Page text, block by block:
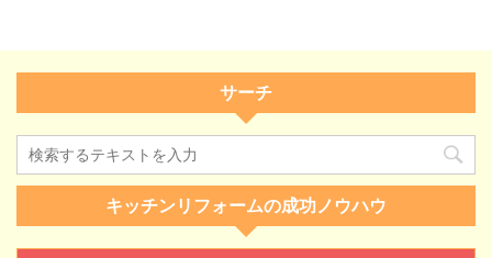
サーチ
キッチンリフォームの成功ノウハウ